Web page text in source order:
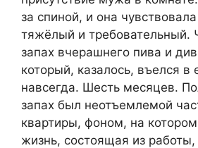
за спиной, и она
тяжёлый и требовательный.
запах вчерашнего пива и
который, казалось, въелся в
навсегда. Шесть месяцев.
запах был неотъемлемой
квартиры, фоном, на
жизнь, состоящая из работы,